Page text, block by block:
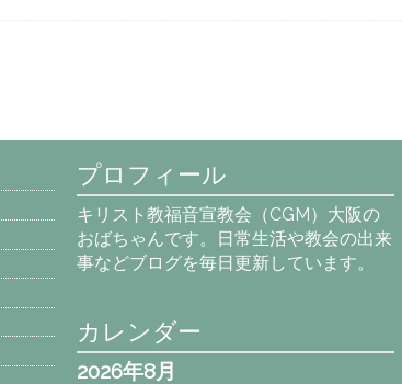
プロフィール
キリスト教福音宣教会（CGM）大阪の
おばちゃんです。日常生活や教会の出来
事などブログを毎日更新しています。
カレンダー
2026年8月